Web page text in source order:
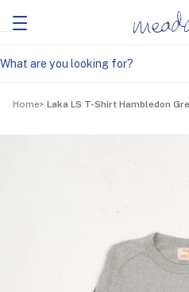
Home Laka LS T-Shirt Hambledon